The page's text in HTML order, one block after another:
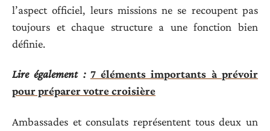
l’aspect officiel, leurs missions ne se recoupent pas
toujours et chaque structure a une fonction bien
définie.
Lire également : 7 éléments importants à prévoir
pour préparer votre croisière
Ambassades et consulats représentent tous deux un